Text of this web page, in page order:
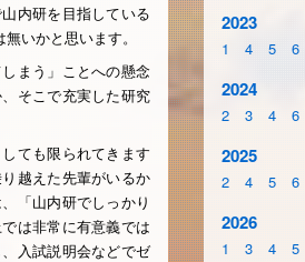
内研を目指している
いかと思います。
まう」ことへの懸念
そこで充実した研究
ても限られてきます
越えた先輩がいるか
「山内研でしっかり
は非常に有意義では
入試説明会などでゼ
2023
1 4 5 6
2024
2 3 4 6
2025
2 4 5 6
2026
1 3 4 5